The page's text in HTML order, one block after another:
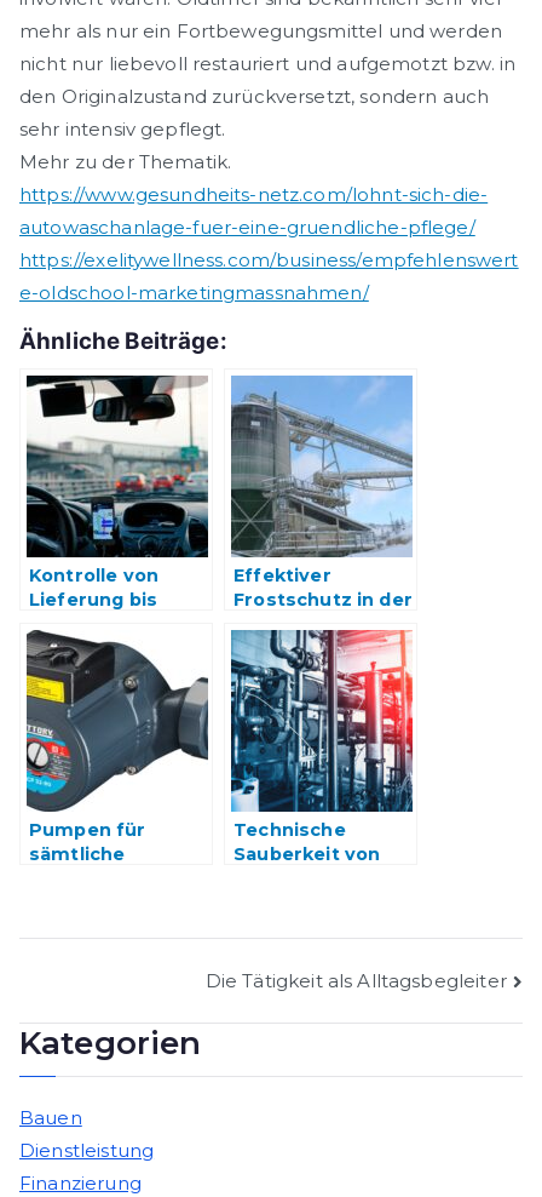
mehr als nur ein Fortbewegungsmittel und werden
nicht nur liebevoll restauriert und aufgemotzt bzw. in
den Originalzustand zurückversetzt, sondern auch
sehr intensiv gepflegt.
Mehr zu der Thematik.
https://www.gesundheits-netz.com/lohnt-sich-die-
autowaschanlage-fuer-eine-gruendliche-pflege/
https://exelitywellness.com/business/empfehlenswert
e-oldschool-marketingmassnahmen/
Ähnliche Beiträge:
Kontrolle von
Lieferung bis
Effektiver
Frostschutz in der
Pumpen für
sämtliche
Technische
Sauberkeit von
Beitragsnavigation
Die Tätigkeit als Alltagsbegleiter
Kategorien
Bauen
Dienstleistung
Finanzierung